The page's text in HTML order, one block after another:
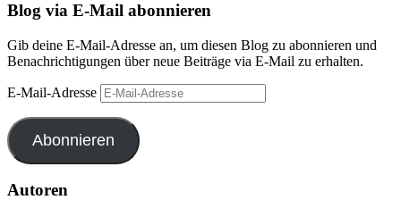
Blog via E-Mail abonnieren
Gib deine E-Mail-Adresse an, um diesen Blog zu abonnieren und
Benachrichtigungen über neue Beiträge via E-Mail zu erhalten.
E-Mail-Adresse
Abonnieren
Autoren